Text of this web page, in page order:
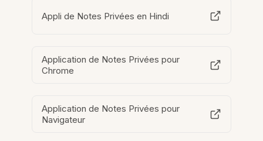
Appli de Notes Privées en Hindi
Application de Notes Privées pour
Chrome
Application de Notes Privées pour
Navigateur